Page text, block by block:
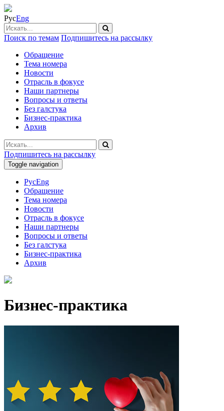
РусEng
Поиск по темам Подпишитесь на рассылку
Обращение
Тема номера
Новости
Отрасль в фокусе
Наши партнеры
Вопросы и ответы
Без галстука
Бизнес-практика
Архив
Подпишитесь на рассылку
Toggle navigation
РусEng
Обращение
Тема номера
Новости
Отрасль в фокусе
Наши партнеры
Вопросы и ответы
Без галстука
Бизнес-практика
Архив
Бизнес-практика